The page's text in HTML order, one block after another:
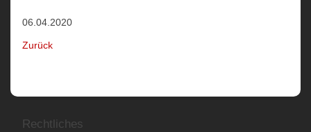
06.04.2020
Zurück
Rechtliches